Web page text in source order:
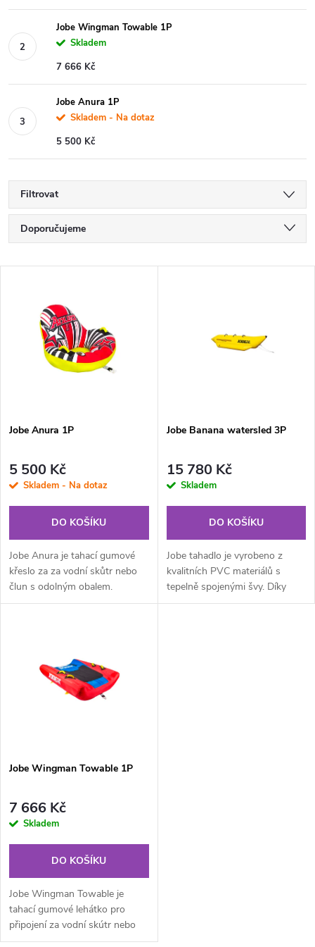
Jobe Wingman Towable 1P
Skladem
7 666 Kč
Jobe Anura 1P
Skladem - Na dotaz
5 500 Kč
Filtrovat
Ř
a
p
r
o
d
u
Doporučujeme
Nejprodávanější
Abecedně
s
p
r
d
u
Jobe Anura 1P
5 500 Kč
Skladem - Na dotaz
DO KOŠÍKU
Jobe Anura je tahací gumové
křeslo za za vodní skůtr nebo
člun s odolným obalem.
Jobe Banana watersled 3P
15 780 Kč
Skladem
DO KOŠÍKU
Jobe tahadlo je vyrobeno z
kvalitních PVC materiálů s
tepelně spojenými švy. Díky
prottiskluzovým sedátkům a
Jobe Wingman Towable 1P
7 666 Kč
Skladem
DO KOŠÍKU
Jobe Wingman Towable je
tahací gumové lehátko pro
připojení za vodní skútr nebo
člun, se 4 neoprenovými